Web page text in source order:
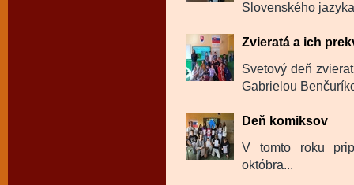
Slovenského
Zvieratá a ich
Svetový deň
Gabrielou
Deň komiksov
V tomto roku
októbra...